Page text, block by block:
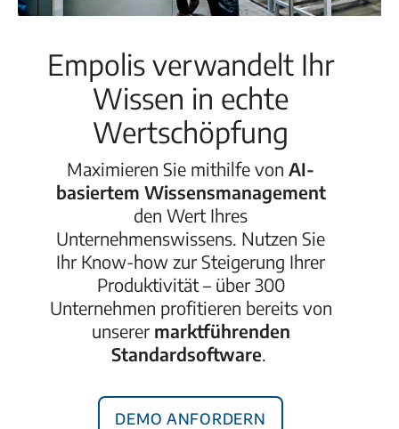
Empolis verwandelt Ihr
Wissen in echte
Wertschöpfung
Maximieren Sie mithilfe von AI-
basiertem Wissensmanagement
den Wert Ihres
Unternehmenswissens. Nutzen Sie
Ihr Know-how zur Steigerung Ihrer
Produktivität – über300
Unternehmen profitieren bereits von
unserer marktführenden
Standardsoftware.
Demo anfordern